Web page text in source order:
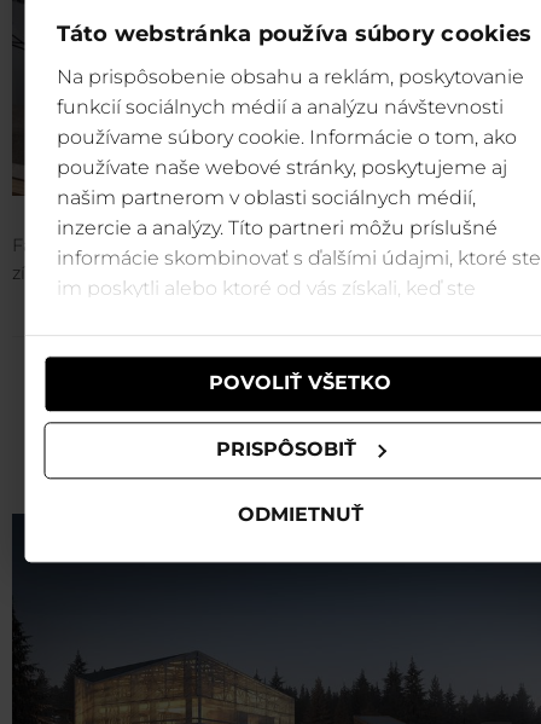
Táto webstránka používa súbory cookies
Na prispôsobenie obsahu a reklám, poskytovanie
funkcií sociálnych médií a analýzu návštevnosti
používame súbory cookie. Informácie o tom, ako
používate naše webové stránky, poskytujeme aj
našim partnerom v oblasti sociálnych médií,
inzercie a analýzy. Títo partneri môžu príslušné
informácie skombinovať s ďalšími údajmi, ktoré ste
im poskytli alebo ktoré od vás získali, keď ste
POVOLIŤ VŠETKO
PRISPÔSOBIŤ
ODMIETNUŤ
Fantastické! Nová lanovka A6 Biela púť - Priehyba v Jasnej
získala hneď
Stavba roka 2022!
Visualisation of the Biela
Priehyba cable ca